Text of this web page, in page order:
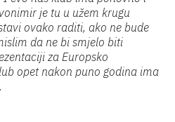
je tu u užem krugu
ovako raditi, ako ne bude
da ne bi smjelo biti
za Europsko
opet nakon puno godina ima